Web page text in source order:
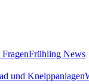
Frühling News
und Kneippanlagen